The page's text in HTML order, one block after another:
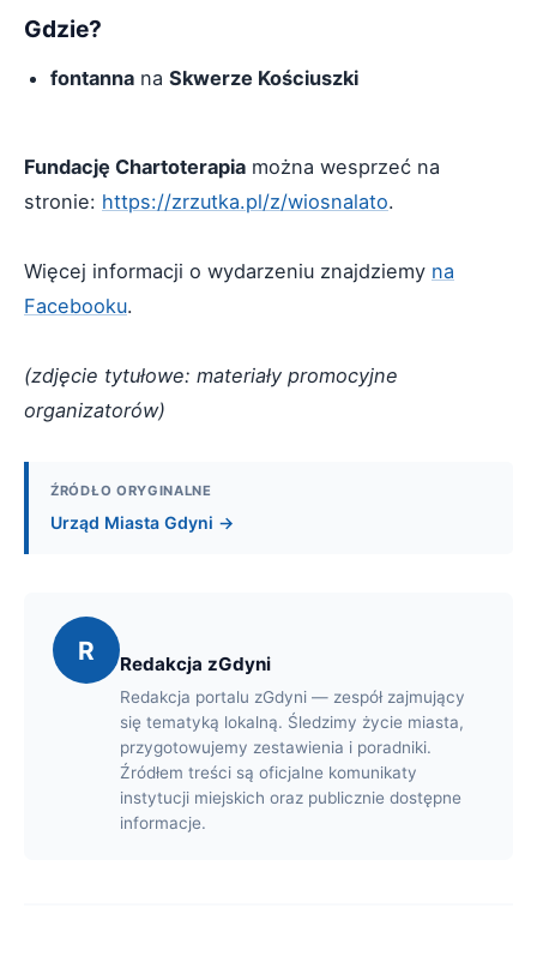
Gdzie?
fontanna na Skwerze Kościuszki
Fundację Chartoterapia można wesprzeć na
stronie: https://zrzutka.pl/z/wiosnalato.
Więcej informacji o wydarzeniu znajdziemy na
Facebooku.
(zdjęcie tytułowe: materiały promocyjne
organizatorów)
ŹRÓDŁO ORYGINALNE
Urząd Miasta Gdyni →
R Redakcja zGdyni
Redakcja portalu zGdyni — zespół zajmujący
się tematyką lokalną. Śledzimy życie miasta,
przygotowujemy zestawienia i poradniki.
Źródłem treści są oficjalne komunikaty
instytucji miejskich oraz publicznie dostępne
informacje.